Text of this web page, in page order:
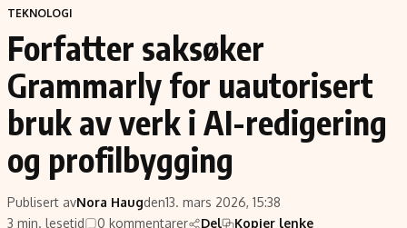
Siste nytt
Eiendom
Energi og klima
Finans
Fritid
Hav og sjømat
Verden
Økonomi
Politikk
Selskaper
Teknologi
Aksjer
TEKNOLOGI
Forfatter saksøker
Grammarly for uautorisert
bruk av verk i AI-redigering
og profilbygging
Publisert avNora Haugden13. mars 2026, 15:38
3 min. lesetid
0 kommentarer Del Kopier lenke